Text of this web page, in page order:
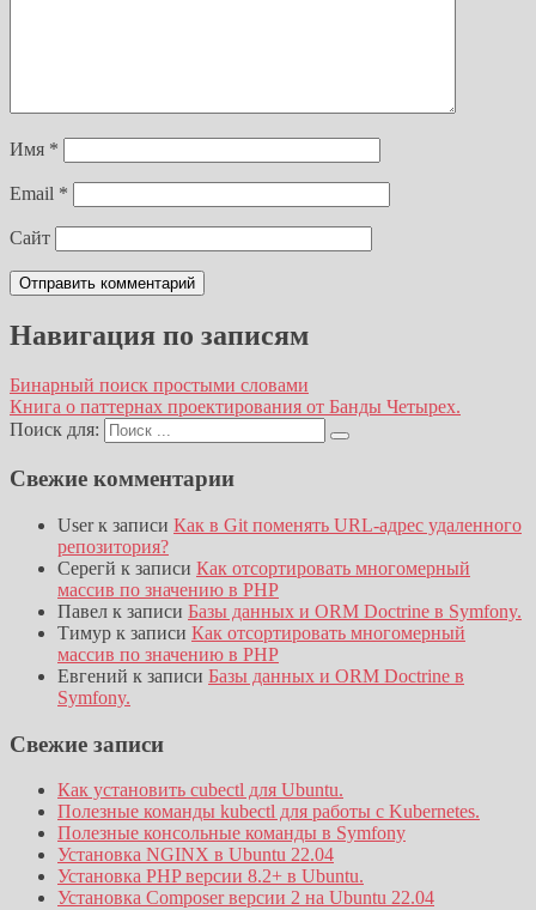
Имя *
Email *
Сайт
Навигация по записям
Бинарный поиск простыми словами
Книга о паттернах проектирования от Банды Четырех.
Поиск для:
Свежие комментарии
Userк записи Как в Git поменять URL-адрес удаленного
репозитория?
Серегй к записи Как отсортировать многомерный
массив по значению в PHP
Павел к записи Базы данных и ORM Doctrine в Symfony.
Тимур к записи Как отсортировать многомерный
массив по значению в PHP
Евгений к записи Базы данных и ORM Doctrine в
Symfony.
Свежие записи
Как установить cubectl для Ubuntu.
Полезные команды kubectl для работы с Kubernetes.
Полезные консольные команды в Symfony
Установка NGINX в Ubuntu 22.04
Установка PHP версии 8.2+ в Ubuntu.
Установка Composer версии 2 на Ubuntu 22.04